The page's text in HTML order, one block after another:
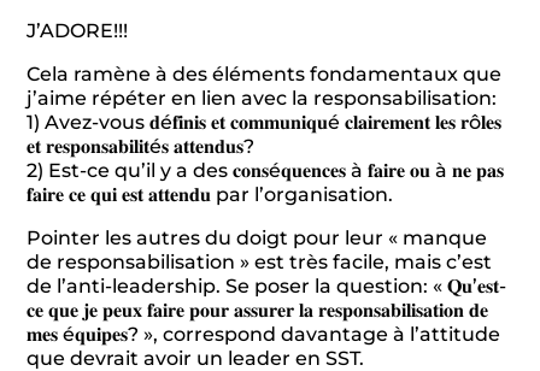
J’ADORE!!!
Cela ramène à des éléments fondamentaux que
j’aime répéter en lien avec la responsabilisation:
1) Avez-vous 𝐝é𝐟𝐢𝐧𝐢𝐬 𝐞𝐭 𝐜𝐨𝐦𝐦𝐮𝐧𝐢𝐪𝐮é 𝐜𝐥𝐚𝐢𝐫𝐞𝐦𝐞𝐧𝐭 𝐥𝐞𝐬 𝐫ô𝐥𝐞𝐬
𝐞𝐭 𝐫𝐞𝐬𝐩𝐨𝐧𝐬𝐚𝐛𝐢𝐥𝐢𝐭é𝐬 𝐚𝐭𝐭𝐞𝐧𝐝𝐮𝐬?
2) Est-ce qu’il y a des 𝐜𝐨𝐧𝐬é𝐪𝐮𝐞𝐧𝐜𝐞𝐬 à 𝐟𝐚𝐢𝐫𝐞 𝐨𝐮 à 𝐧𝐞 𝐩𝐚𝐬
𝐟𝐚𝐢𝐫𝐞 𝐜𝐞 𝐪𝐮𝐢 𝐞𝐬𝐭 𝐚𝐭𝐭𝐞𝐧𝐝𝐮 par l’organisation.
Pointer les autres du doigt pour leur « manque
de responsabilisation » est très facile, mais c’est
de l’anti-leadership. Se poser la question: « 𝐐𝐮’𝐞𝐬𝐭-
𝐜𝐞 𝐪𝐮𝐞 𝐣𝐞 𝐩𝐞𝐮𝐱 𝐟𝐚𝐢𝐫𝐞 𝐩𝐨𝐮𝐫 𝐚𝐬𝐬𝐮𝐫𝐞𝐫 𝐥𝐚 𝐫𝐞𝐬𝐩𝐨𝐧𝐬𝐚𝐛𝐢𝐥𝐢𝐬𝐚𝐭𝐢𝐨𝐧 𝐝𝐞
𝐦𝐞𝐬 é𝐪𝐮𝐢𝐩𝐞𝐬? », correspond davantage à l’attitude
que devrait avoir un leader en SST.